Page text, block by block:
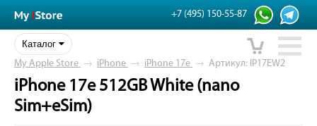
+7 (495) 150-55-87
Каталог
My Apple Store → iPhone → iPhone 17e → Артикул: IP17EW2
iPhone 17e 512GB White (nano
Sim+eSim)